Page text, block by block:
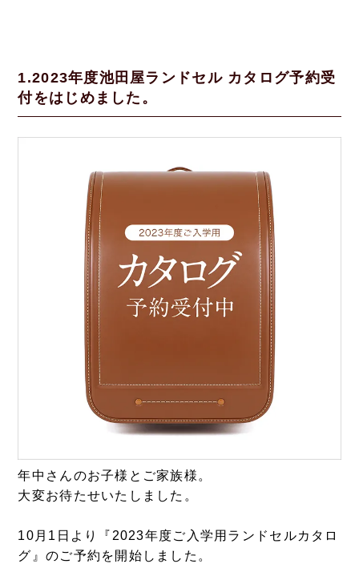
1.2023年度池田屋ランドセル カタログ予約受
付をはじめました。
年中さんのお子様とご家族様。
大変お待たせいたしました。
10月1日より『2023年度ご入学用ランドセルカタロ
グ』のご予約を開始しました。